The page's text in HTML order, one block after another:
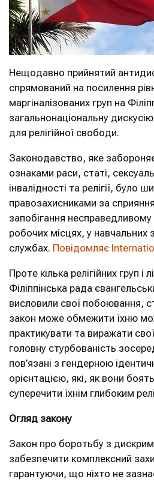
Нещодавно прийнятий
спрямований на посилення
маргіналізованих груп на
загальнонаціональну
для релігійної свободи.
Законодавство, яке
ознаками раси, статі,
інвалідності та релігії, було
правозахисниками за
запобігання
робочих місцях, у навчальних
службах. Повідомляє
Проте кілька релігійних груп і
Філіппінська рада
висловили свої побоювання,
закон може обмежити їхню
практикувати та виражати
головну стурбованість
пов’язані з гендерною
орієнтацією, які, як вони
суперечити їхнім глибоким
Огляд закону
Закон про боротьбу з
забезпечити комплексний
гарантуючи, що ніхто не